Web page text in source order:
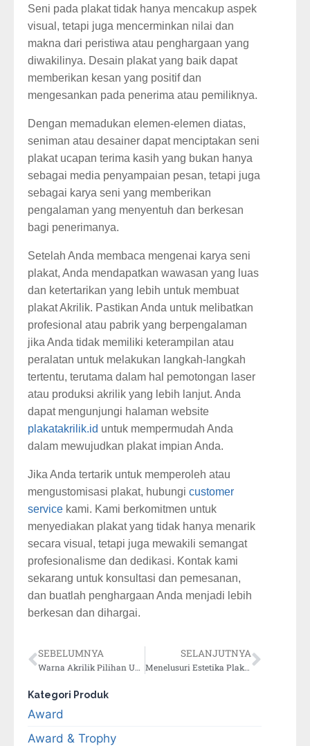
Seni pada plakat tidak hanya mencakup aspek
visual, tetapi juga mencerminkan nilai dan
makna dari peristiwa atau penghargaan yang
diwakilinya. Desain plakat yang baik dapat
memberikan kesan yang positif dan
mengesankan pada penerima atau pemiliknya.
Dengan memadukan elemen-elemen diatas,
seniman atau desainer dapat menciptakan seni
plakat ucapan terima kasih yang bukan hanya
sebagai media penyampaian pesan, tetapi juga
sebagai karya seni yang memberikan
pengalaman yang menyentuh dan berkesan
bagi penerimanya.
Setelah Anda membaca mengenai karya seni
plakat, Anda mendapatkan wawasan yang luas
dan ketertarikan yang lebih untuk membuat
plakat Akrilik. Pastikan Anda untuk melibatkan
profesional atau pabrik yang berpengalaman
jika Anda tidak memiliki keterampilan atau
peralatan untuk melakukan langkah-langkah
tertentu, terutama dalam hal pemotongan laser
atau produksi akrilik yang lebih lanjut. Anda
dapat mengunjungi halaman website
plakatakrilik.id untuk mempermudah Anda
dalam mewujudkan plakat impian Anda.
Jika Anda tertarik untuk memperoleh atau
mengustomisasi plakat, hubungi customer
service kami. Kami berkomitmen untuk
menyediakan plakat yang tidak hanya menarik
secara visual, tetapi juga mewakili semangat
profesionalisme dan dedikasi. Kontak kami
sekarang untuk konsultasi dan pemesanan,
dan buatlah penghargaan Anda menjadi lebih
berkesan dan dihargai.
SEBELUMNYA
Warna Akrilik Pilihan Untuk Kerajinan Plakat
SELANJUTNYA
Menelusuri Estetika Plakat Modern
Kategori Produk
Award
Award & Trophy